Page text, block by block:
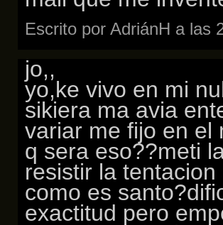
Escrito por AdriánH a las
jo,,
yo,ke vivo en mi
sikiera ma avia
variar me fijo en el
q sera eso??meti
resistir la
como es
exactitud pero